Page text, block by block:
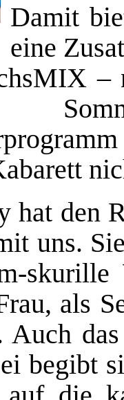
Damit
eine
hat den
uns.
als
begibt